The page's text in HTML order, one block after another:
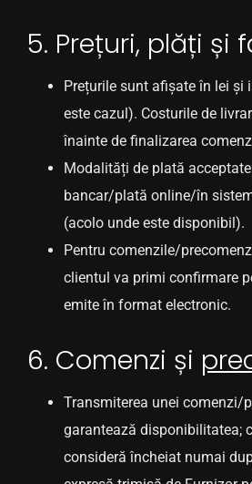
5. Prețuri, plăți și
Prețurile sunt afișate în lei și
este cazul). Costurile de
înainte de finalizarea
Modalități de plată
bancar/plată online/în
(acolo unde este disponibil).
Pentru comenzile/
clientul va primi confirmare
emite în format electronic.
6. Comenzi și
Transmiterea unei comenzi/
garantează disponibilitatea;
consideră încheiat numai